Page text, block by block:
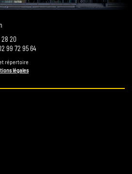
28 20
99 72 95 64
répertoire
légales